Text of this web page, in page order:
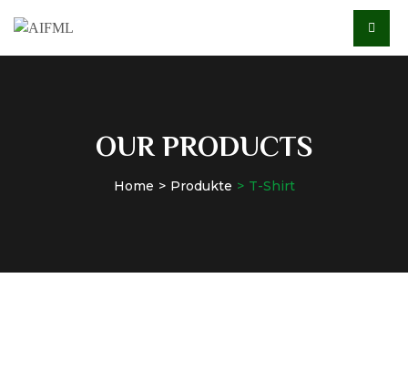
OUR PRODUCTS
Home Produkte T-Shirt